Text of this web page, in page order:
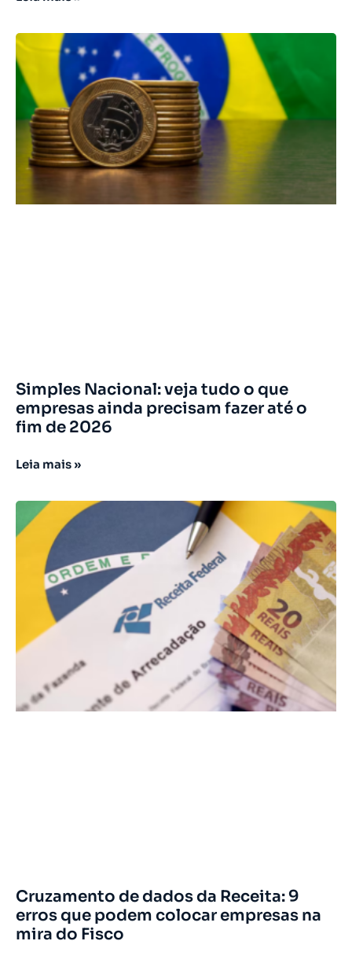
Simples Nacional: veja tudo o que
empresas ainda precisam fazer até o
fim de 2026
Leia mais »
Cruzamento de dados da Receita: 9
erros que podem colocar empresas na
mira do Fisco